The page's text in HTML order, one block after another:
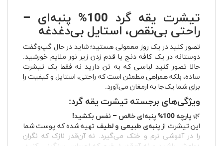
تیشرت یقه گرد 100% پنبه‌ای –
راحتی بی‌نقص، استایل بی‌دغدغه
تصور کنید در یک روز معمولی هستید؛ شاید در حال گپ‌وگفت
دوستانه در یک کافه دنج یا قدم زدن زیر نور ملایم خورشید.
حالا تصور کنید لباسی که به تن دارید نه فقط یک تیشرت
ساده، بلکه همراهی مطمئن است که راحتی، استایل و کیفیت را
برای شما یک‌جا به ارمغان می‌آورد.
ویژگی‌های برجسته تیشرت یقه گرد:
🌿 پارچه 100% پنبه‌ای خالص – نفس بکشید!
این تیشرت از پنبه‌ی طبیعی و لطیف تهیه شده که پوست شما
را در آغوشی نرم و خنک می‌گیرد. نه آن‌قدر نازک که نگران